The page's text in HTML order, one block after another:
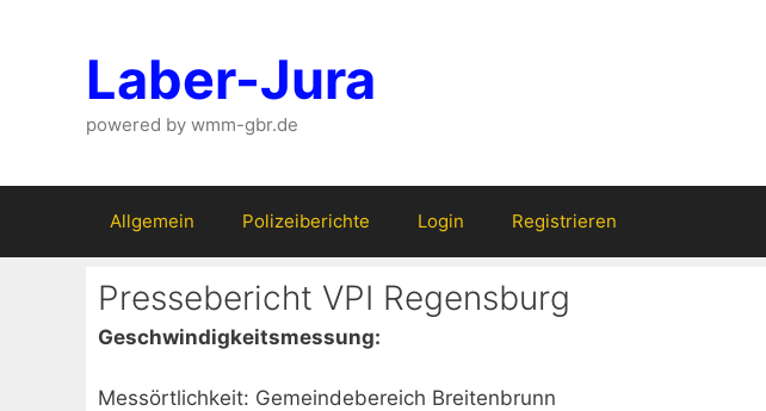
Laber-Jura
powered by wmm-gbr.de
Allgemein Polizeiberichte Login Registrieren
Pressebericht VPI Regensburg
Geschwindigkeitsmessung:
Messörtlichkeit: Gemeindebereich Breitenbrunn